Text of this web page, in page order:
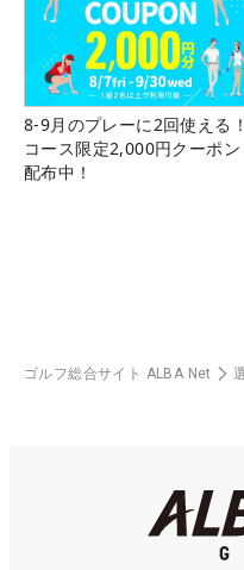
8-9月のプレーに2回使える！
コース限定2,000円クーポン
配布中！
ゴルフ総合サイト ALBA Net